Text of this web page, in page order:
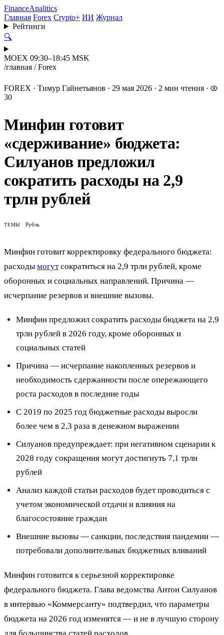
FinanceAnalitics
Главная Forex Crypto+ ИИ Журнал
Рейтинги
🔍
MOEX 09:30–18:45 MSK
/главная / Forex
FOREX · Тимур Гайнетьянов · 29 мая 2026 · 2 мин чтения ·
30
Минфин готовит
«сдерживание» бюджета:
Силуанов предложил
сократить расходы на 2,9
трлн рублей
ТЕМЫ Рубль
Минфин готовит корректировку федерального бюджета:
расходы могутсократиться на 2,9 трлн рублей, кроме
оборонных и социальных направлений. Причина —
исчерпание резервов и внешние вызовы.
Минфин предложил сократить расходы бюджета на 2,9
трлн рублей в 2026 году, кроме оборонных и
социальных статей
Причина — исчерпание накопленных резервов и
необходимость сдержанности после опережающего
роста расходов в последние годы
С 2019 по 2025 год бюджетные расходы выросли
более чем в 2,3 раза в денежном выражении
Силуанов предупреждает: при негативном сценарии к
2028 году сокращения могут достигнуть 7,1 трлн
рублей
Анализ каждой статьи расходов будет проводиться с
учетом экономической отдачи и влияния на
благосостояние граждан
Внешние вызовы — санкции, последствия пандемии —
потребовали дополнительных бюджетных вливаний
Минфин готовится к серьезной корректировке
федерального бюджета. Глава ведомства Антон Силуанов
в интервью «Коммерсанту» подтвердил, что параметры
бюджета на 2026 год изменятся — и не в лучшую сторону
для большинства статей расходов.